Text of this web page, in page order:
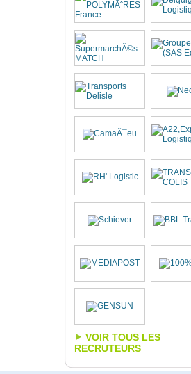
VOIR TOUS LES
RECRUTEURS